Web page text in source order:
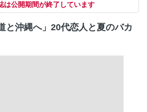
は公開期間が終了しています
と沖縄へ」20代恋人と夏のバカ